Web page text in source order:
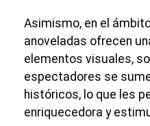
Asimismo, en el
anoveladas ofrecen
elementos visuales,
espectadores se
históricos, lo que les
enriquecedora y